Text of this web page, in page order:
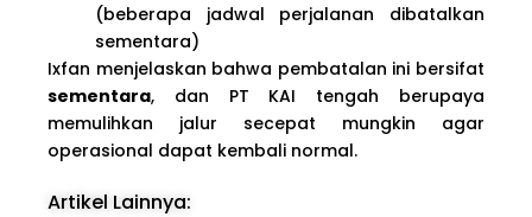
(beberapa jadwal perjalanan dibatalkan
sementara)
Ixfan menjelaskan bahwa pembatalan ini bersifat
sementara, dan PT KAI tengah berupaya
memulihkan jalur secepat mungkin agar
operasional dapat kembali normal.
Artikel Lainnya: